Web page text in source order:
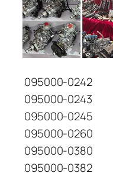
095000-0242
095000-0243
095000-0245
095000-0260
095000-0380
095000-0382